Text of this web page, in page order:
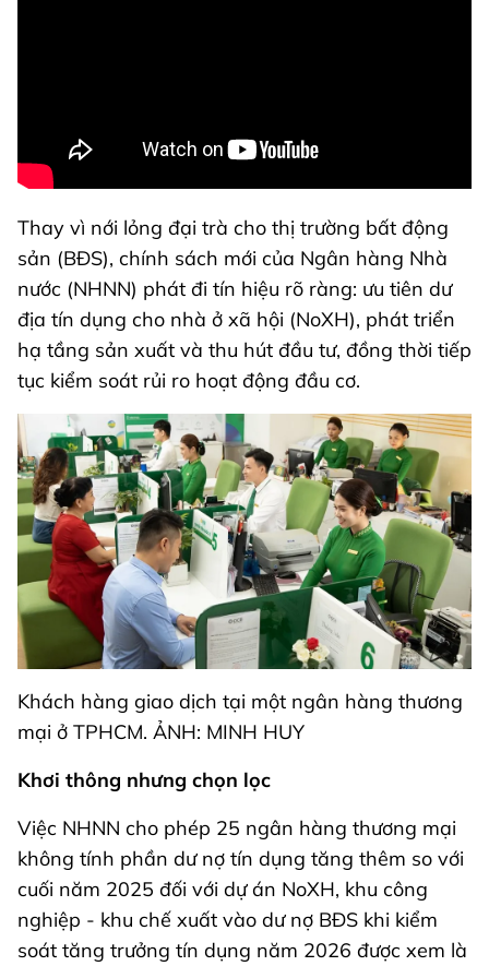
Thay vì nới lỏng đại trà cho thị trường bất động
sản (BĐS), chính sách mới của Ngân hàng Nhà
nước (NHNN) phát đi tín hiệu rõ ràng: ưu tiên dư
địa tín dụng cho nhà ở xã hội (NoXH), phát triển
hạ tầng sản xuất và thu hút đầu tư, đồng thời tiếp
tục kiểm soát rủi ro hoạt động đầu cơ.
Khách hàng giao dịch tại một ngân hàng thương
mại ở TPHCM. ẢNH: MINH HUY
Khơi thông nhưng chọn lọc
Việc NHNN cho phép 25 ngân hàng thương mại
không tính phần dư nợ tín dụng tăng thêm so với
cuối năm 2025 đối với dự án NoXH, khu công
nghiệp - khu chế xuất vào dư nợ BĐS khi kiểm
soát tăng trưởng tín dụng năm 2026 được xem là